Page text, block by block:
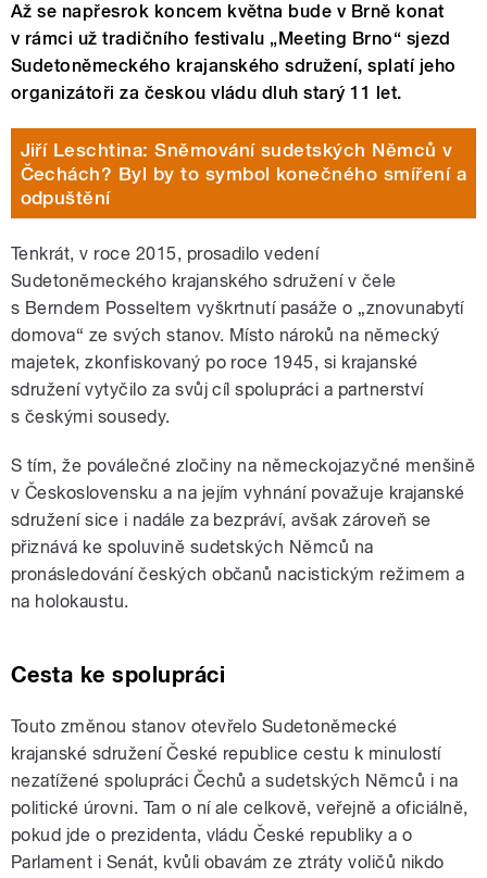
Až se napřesrok koncem května bude v Brně konat
v rámci už tradičního festivalu „Meeting Brno“ sjezd
Sudetoněmeckého krajanského sdružení, splatí jeho
organizátoři za českou vládu dluh starý 11 let.
Jiří Leschtina: Sněmování sudetských Němců v
Čechách? Byl by to symbol konečného smíření a
odpuštění
Tenkrát, v roce 2015, prosadilo vedení
Sudetoněmeckého krajanského sdružení v čele
s Berndem Posseltem vyškrtnutí pasáže o „znovunabytí
domova“ ze svých stanov. Místo nároků na německý
majetek, zkonfiskovaný po roce 1945, si krajanské
sdružení vytyčilo za svůj cíl spolupráci a partnerství
s českými sousedy.
S tím, že poválečné zločiny na německojazyčné menšině
v Československu a na jejím vyhnání považuje krajanské
sdružení sice i nadále za bezpráví, avšak zároveň se
přiznává ke spoluvině sudetských Němců na
pronásledování českých občanů nacistickým režimem a
na holokaustu.
Cesta ke spolupráci
Touto změnou stanov otevřelo Sudetoněmecké
krajanské sdružení České republice cestu k minulostí
nezatížené spolupráci Čechů a sudetských Němců i na
politické úrovni. Tam o ní ale celkově, veřejně a oficiálně,
pokud jde o prezidenta, vládu České republiky a o
Parlament i Senát, kvůli obavám ze ztráty voličů nikdo